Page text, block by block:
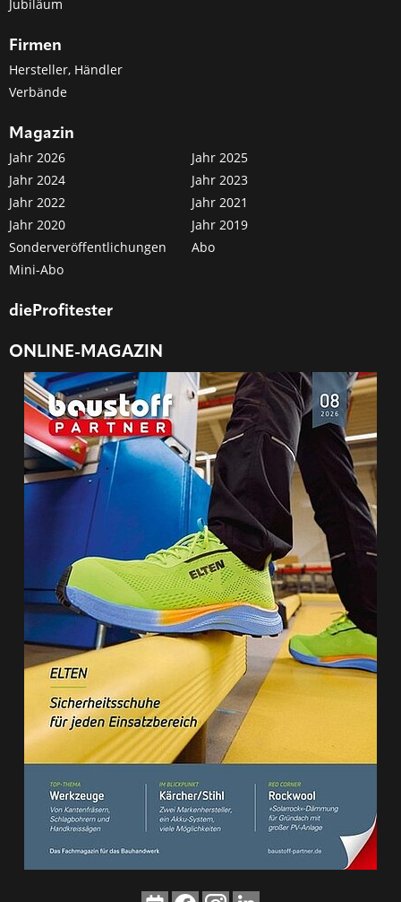
Jubiläum
Firmen
Hersteller, Händler
Verbände
Magazin
Jahr 2026
Jahr 2025
Jahr 2024
Jahr 2023
Jahr 2022
Jahr 2021
Jahr 2020
Jahr 2019
Sonderveröffentlichungen
Abo
Mini-Abo
dieProfitester
ONLINE-MAGAZIN